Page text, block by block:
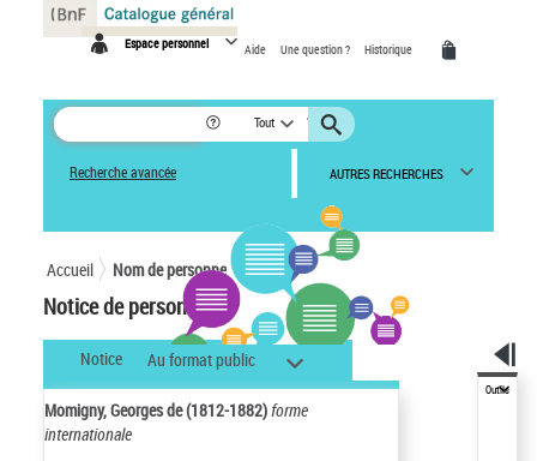
Espace personnel Aide Une question ? Historique
Tout
Recherche avancée AUTRES RECHERCHES
Accueil Nom de personne
Notice de personne
Notice Au format public
Momigny, Georges de (1812-1882)forme
internationale
Outils
Panneau de gestion des cookies